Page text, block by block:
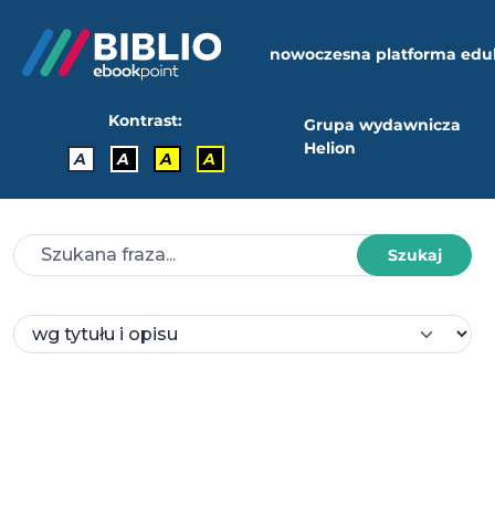
nowoczesna platforma
Kontrast:
A
A A A
Grupa wydawnicza
Helion
Szukaj